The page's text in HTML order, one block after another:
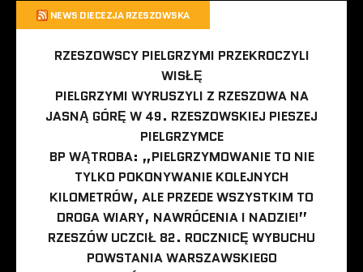
NEWS DIECEZJA RZESZOWSKA
RZESZOWSCY PIELGRZYMI PRZEKROCZYLI
WISŁĘ
PIELGRZYMI WYRUSZYLI Z RZESZOWA NA
JASNĄ GÓRĘ W 49. RZESZOWSKIEJ PIESZEJ
PIELGRZYMCE
BP WĄTROBA: „PIELGRZYMOWANIE TO NIE
TYLKO POKONYWANIE KOLEJNYCH
KILOMETRÓW, ALE PRZEDE WSZYSTKIM TO
DROGA WIARY, NAWRÓCENIA I NADZIEI”
RZESZÓW UCZCIŁ 82. ROCZNICĘ WYBUCHU
POWSTANIA WARSZAWSKIEGO